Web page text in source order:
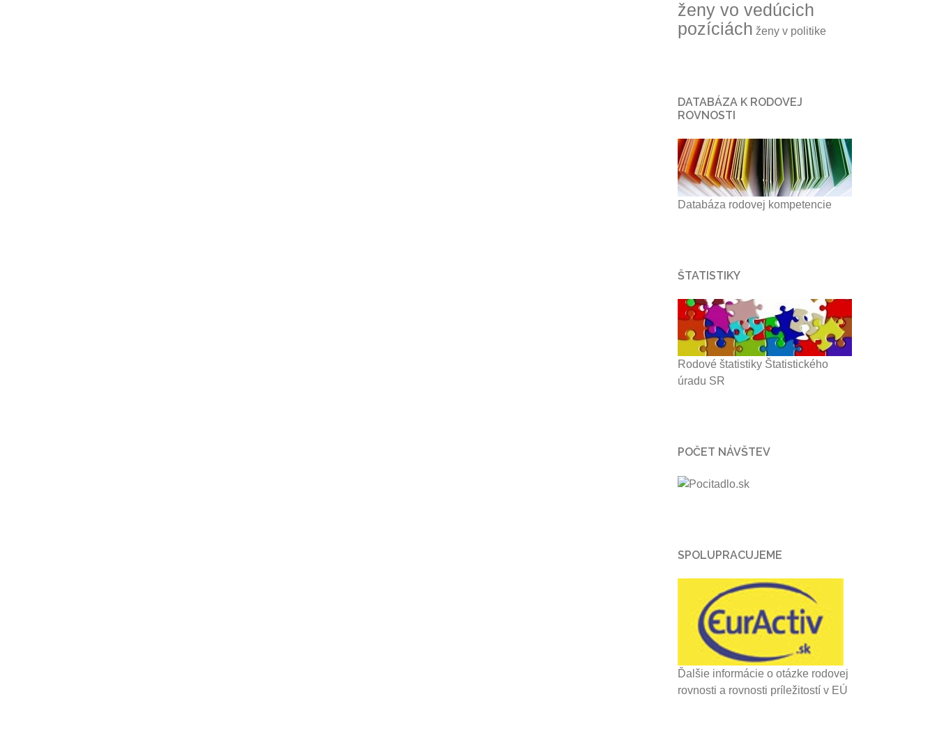
ženy vo vedúcich
pozíciách ženy v politike
DATABÁZA K RODOVEJ
ROVNOSTI
Databáza rodovej kompetencie
ŠTATISTIKY
Rodové štatistiky Štatistického
úradu SR
POČET NÁVŠTEV
SPOLUPRACUJEME
Ďalšie informácie o otázke rodovej
rovnosti a rovnosti príležitostí v EÚ